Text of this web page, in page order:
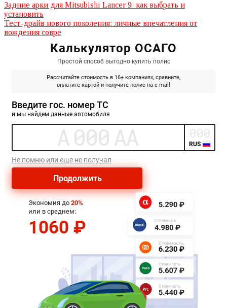
Задние арки для Mitsubishi Lancer 9: как выбрать и
установить
Тест-драйв нового поколения: личные впечатления от
вождения совре